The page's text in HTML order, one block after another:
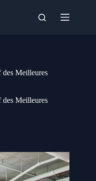
Meilleures
Meilleures